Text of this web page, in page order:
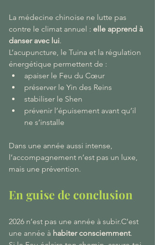
La médecine chinoise ne lutte pas
contre le climat annuel : elle apprend à
danser avec lui.
L’acupuncture, le Tuina et la régulation
énergétique permettent de :
apaiser le Feu du Cœur
préserver le Yin des Reins
stabiliser le Shen
prévenir l’épuisement avant qu’il
ne s’installe
Dans une année aussi intense,
l’accompagnement n’est pas un luxe,
mais une prévention.
En guise de conclusion
2026 n’est pas une année à subir.C’est
une année à habiter consciemment.